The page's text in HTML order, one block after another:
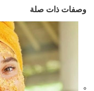
وصفات ذات صلة